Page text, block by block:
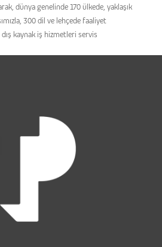
dünya genelinde 170 ülkede, yaklaşık
300 dil ve lehçede faaliyet
kaynak iş hizmetleri servis